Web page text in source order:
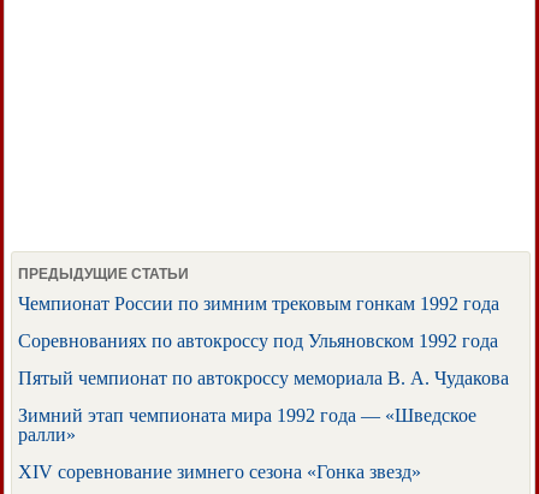
ПРЕДЫДУЩИЕ СТАТЬИ
Чемпионат России по зимним трековым гонкам 1992 года
Соревнованиях по автокроссу под Ульяновском 1992 года
Пятый чемпионат по автокроссу мемориала В. А. Чудакова
Зимний этап чемпионата мира 1992 года — «Шведское
ралли»
XIV соревнование зимнего сезона «Гонка звезд»